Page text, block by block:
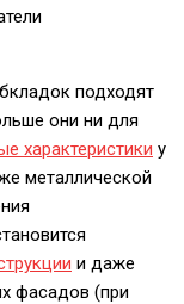
подходят
они ни для
характеристики у
металлической
и даже
фасадов (при